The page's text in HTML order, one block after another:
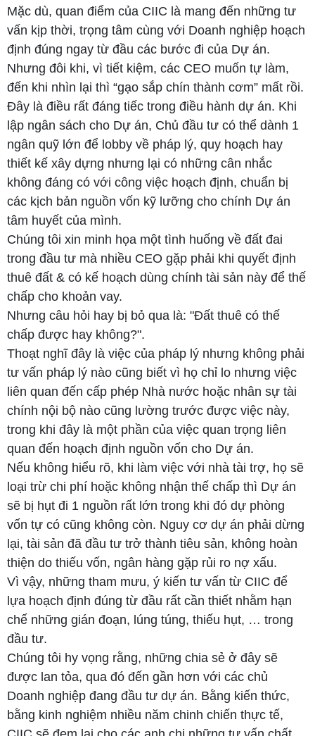
Mặc dù, quan điểm của CIIC là mang đến những tư
vấn kịp thời, trọng tâm cùng với Doanh nghiệp hoạch
định đúng ngay từ đầu các bước đi của Dự án.
Nhưng đôi khi, vì tiết kiệm, các CEO muốn tự làm,
đến khi nhìn lại thì “gạo sắp chín thành cơm” mất rồi.
Đây là điều rất đáng tiếc trong điều hành dự án. Khi
lập ngân sách cho Dự án, Chủ đầu tư có thể dành 1
ngân quỹ lớn để lobby về pháp lý, quy hoạch hay
thiết kế xây dựng nhưng lại có những cân nhắc
không đáng có với công việc hoạch định, chuẩn bị
các kịch bản nguồn vốn kỹ lưỡng cho chính Dự án
tâm huyết của mình.
Chúng tôi xin minh họa một tình huống về đất đai
trong đầu tư mà nhiều CEO gặp phải khi quyết định
thuê đất & có kế hoạch dùng chính tài sản này để thế
chấp cho khoản vay.
Nhưng câu hỏi hay bị bỏ qua là: "Đất thuê có thế
chấp được hay không?".
Thoạt nghĩ đây là việc của pháp lý nhưng không phải
tư vấn pháp lý nào cũng biết vì họ chỉ lo nhưng việc
liên quan đến cấp phép Nhà nước hoặc nhân sự tài
chính nội bộ nào cũng lường trước được việc này,
trong khi đây là một phần của việc quan trọng liên
quan đến hoạch định nguồn vốn cho Dự án.
Nếu không hiểu rõ, khi làm việc với nhà tài trợ, họ sẽ
loại trừ chi phí hoặc không nhận thế chấp thì Dự án
sẽ bị hụt đi 1 nguồn rất lớn trong khi đó dự phòng
vốn tự có cũng không còn. Nguy cơ dự án phải dừng
lại, tài sản đã đầu tư trở thành tiêu sản, không hoàn
thiện do thiếu vốn, ngân hàng gặp rủi ro nợ xấu.
Vì vậy, những tham mưu, ý kiến tư vấn từ CIIC để
lựa hoạch định đúng từ đầu rất cần thiết nhằm hạn
chế những gián đoạn, lúng túng, thiếu hụt, … trong
đầu tư.
Chúng tôi hy vọng rằng, những chia sẻ ở đây sẽ
được lan tỏa, qua đó đến gần hơn với các chủ
Doanh nghiệp đang đầu tư dự án. Bằng kiến thức,
bằng kinh nghiệm nhiều năm chinh chiến thực tế,